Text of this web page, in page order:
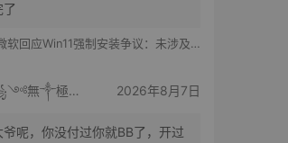
了
回应Win11强制安装争议：未涉及企业设备，承诺不用用户照片训练AI
꧁༺無༒極༻꧂ 2026年8月7日
爷呢，你没付过你就BB了，开过